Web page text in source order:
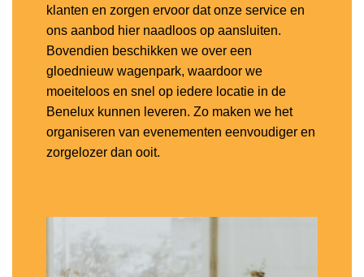
klanten en zorgen ervoor dat onze service en
ons aanbod hier naadloos op aansluiten.
Bovendien beschikken we over een
gloednieuw wagenpark, waardoor we
moeiteloos en snel op iedere locatie in de
Benelux kunnen leveren. Zo maken we het
organiseren van evenementen eenvoudiger en
zorgelozer dan ooit.